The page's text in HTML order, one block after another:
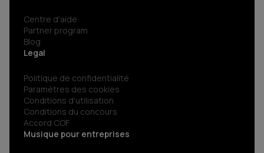
Centre d'aide
Partner program
Blog
Legal
Politique de confidentialité
Paramètres des cookies
Conditions d'utilisation
Conditions du concours
Accord COF
Musique pour entreprises